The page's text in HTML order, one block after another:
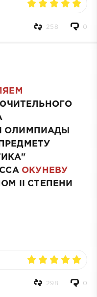
0
258
ОЛИМПИАДЫ
ОКУНЕВУ
II СТЕПЕНИ
0
298